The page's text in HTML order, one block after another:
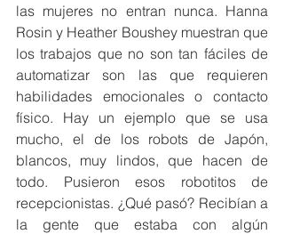
las mujeres no entran nunca. Hanna
Rosin y Heather Boushey muestran que
los trabajos que no son tan fáciles de
automatizar son las que requieren
habilidades emocionales o contacto
físico. Hay un ejemplo que se usa
mucho, el de los robots de Japón,
blancos, muy lindos, que hacen de
todo. Pusieron esos robotitos de
recepcionistas. ¿Qué pasó? Recibían a
la gente que estaba con algún